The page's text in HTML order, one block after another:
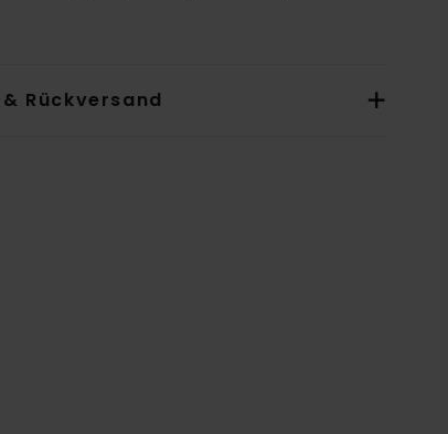
Rückversand